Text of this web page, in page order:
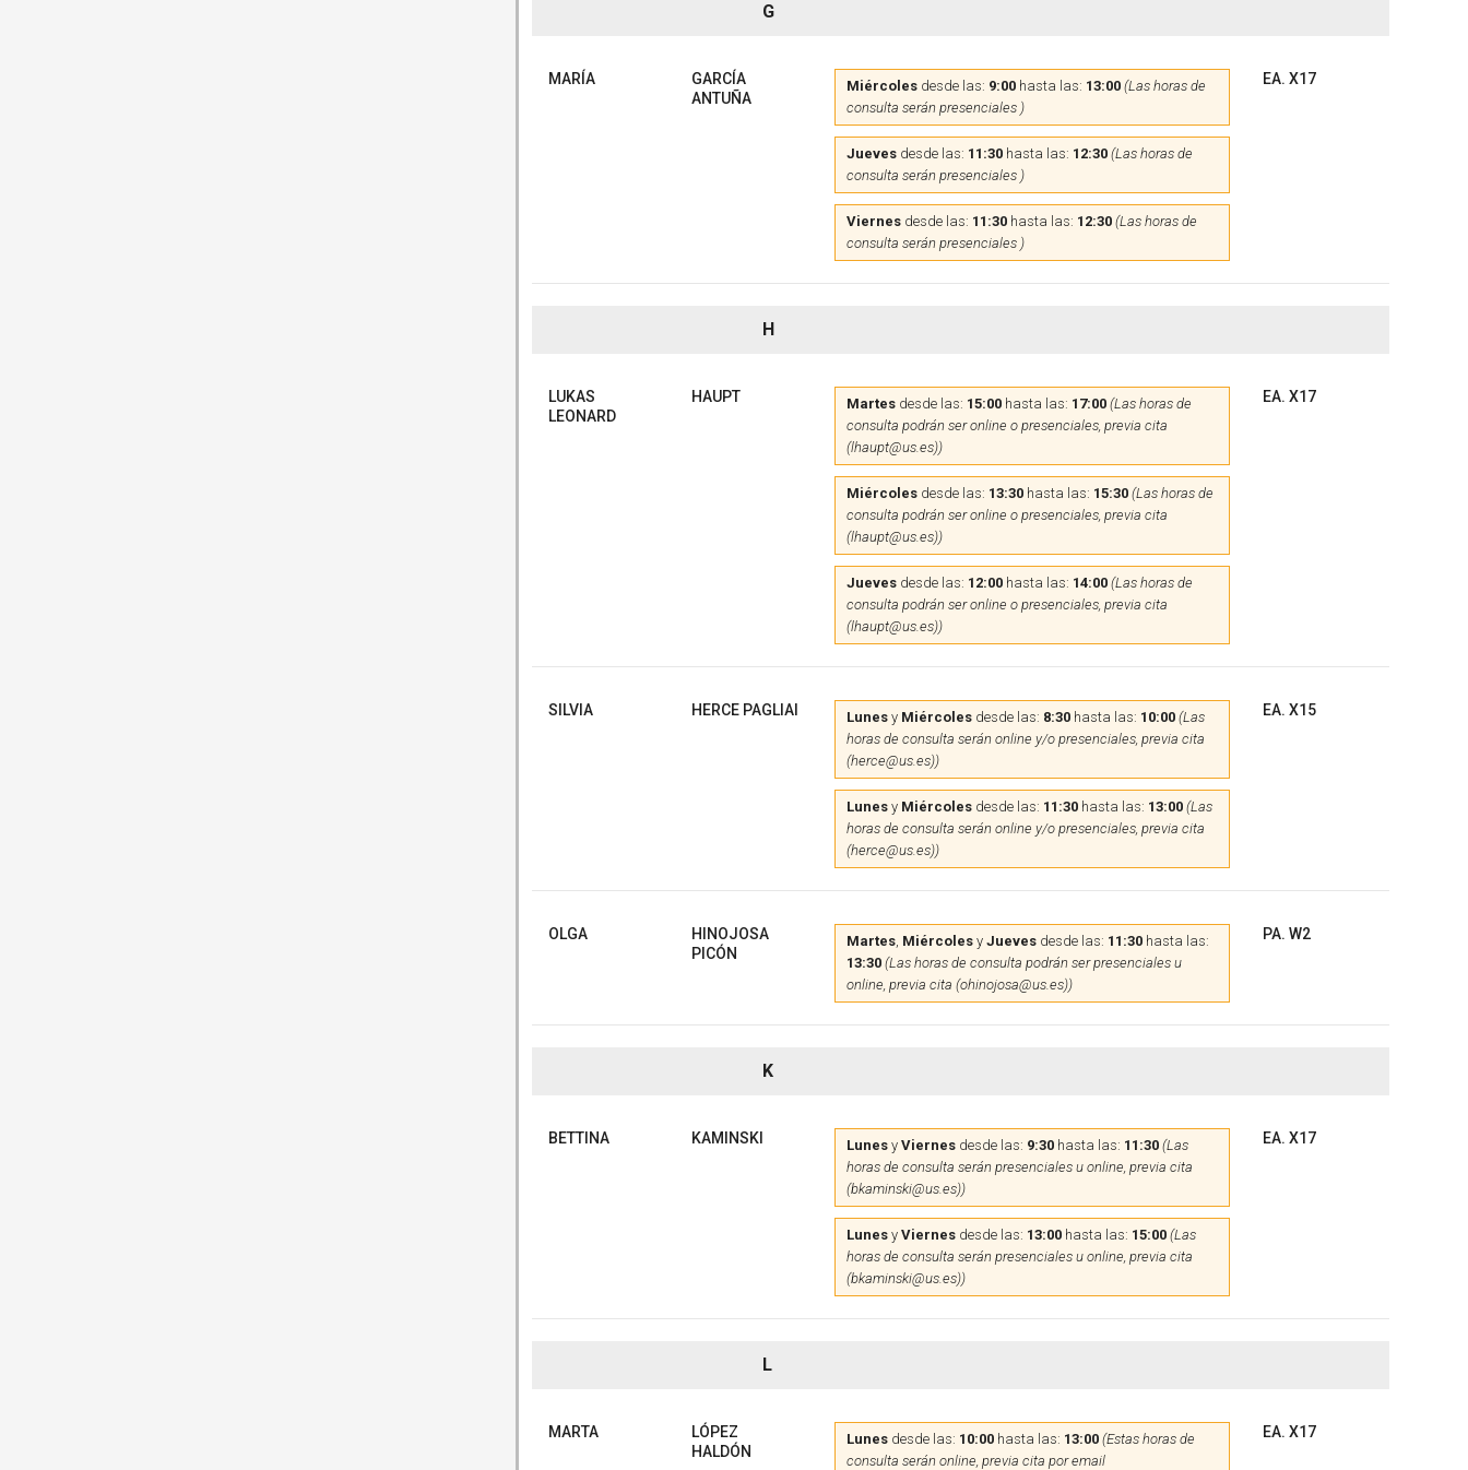
G
MARÍA
GARCÍA
ANTUÑA
Miércolesdesde las: 9:00hasta las: 13:00 (Las horas de
consulta serán presenciales )
Juevesdesde las: 11:30hasta las: 12:30 (Las horas de
consulta serán presenciales )
Viernesdesde las: 11:30hasta las: 12:30 (Las horas de
consulta serán presenciales )
EA. X17
H
LUKAS
LEONARD
HAUPT Martesdesde las: 15:00hasta las: 17:00 (Las horas de
consulta podrán ser online o presenciales, previa cita
(lhaupt@us.es))
Miércolesdesde las: 13:30hasta las: 15:30 (Las horas de
consulta podrán ser online o presenciales, previa cita
(lhaupt@us.es))
Juevesdesde las: 12:00hasta las: 14:00 (Las horas de
consulta podrán ser online o presenciales, previa cita
(lhaupt@us.es))
EA. X17
SILVIA HERCE PAGLIAI Lunesy Miércolesdesde las: 8:30hasta las: 10:00 (Las
horas de consulta serán online y/o presenciales, previa cita
(herce@us.es))
Lunesy Miércolesdesde las: 11:30hasta las: 13:00 (Las
horas de consulta serán online y/o presenciales, previa cita
(herce@us.es))
EA. X15
OLGA
HINOJOSA
PICÓN
Martes, Miércolesy Juevesdesde las: 11:30hasta las:
13:30 (Las horas de consulta podrán ser presenciales u
online, previa cita (ohinojosa@us.es))
PA. W2
K
BETTINA KAMINSKI Lunesy Viernesdesde las: 9:30hasta las: 11:30 (Las
horas de consulta serán presenciales u online, previa cita
(bkaminski@us.es))
Lunesy Viernesdesde las: 13:00hasta las: 15:00 (Las
horas de consulta serán presenciales u online, previa cita
(bkaminski@us.es))
EA. X17
L
MARTA
LÓPEZ
HALDÓN
Lunesdesde las: 10:00hasta las: 13:00 (Estas horas de
consulta serán online, previa cita por email
EA. X17